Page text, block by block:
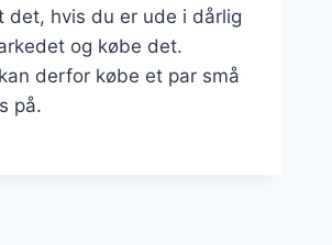
hvis du er ude i dårlig
og købe det.
derfor købe et par små
på.